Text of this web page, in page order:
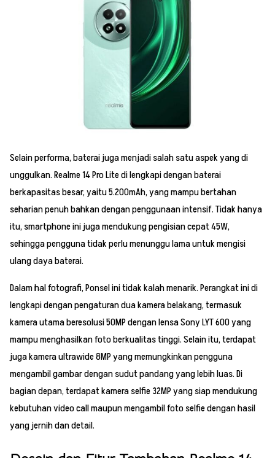
Selain performa, baterai juga menjadi salah satu aspek yang di
unggulkan. Realme 14 Pro Lite di lengkapi dengan baterai
berkapasitas besar, yaitu 5.200mAh, yang mampu bertahan
seharian penuh bahkan dengan penggunaan intensif. Tidak hanya
itu, smartphone ini juga mendukung pengisian cepat 45W,
sehingga pengguna tidak perlu menunggu lama untuk mengisi
ulang daya baterai.
Dalam hal fotografi, Ponsel ini tidak kalah menarik. Perangkat ini di
lengkapi dengan pengaturan dua kamera belakang, termasuk
kamera utama beresolusi 50MP dengan lensa Sony LYT 600 yang
mampu menghasilkan foto berkualitas tinggi. Selain itu, terdapat
juga kamera ultrawide 8MP yang memungkinkan pengguna
mengambil gambar dengan sudut pandang yang lebih luas. Di
bagian depan, terdapat kamera selfie 32MP yang siap mendukung
kebutuhan video call maupun mengambil foto selfie dengan hasil
yang jernih dan detail.